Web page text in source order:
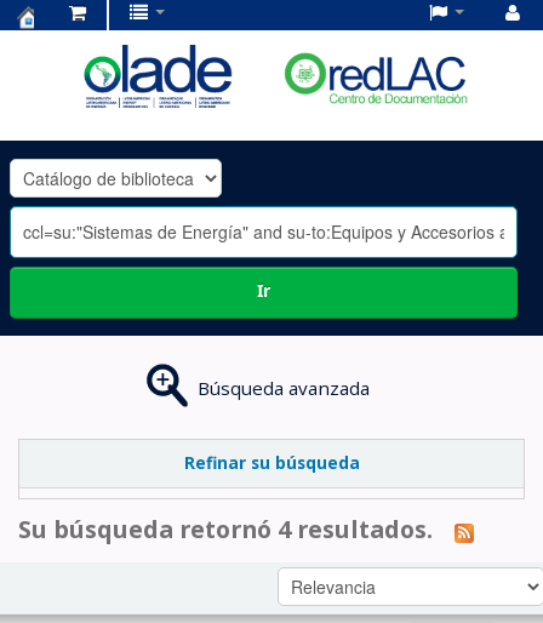
OLADE
-
Ir
Búsqueda avanzada
Refinar su búsqueda
Su búsqueda retornó 4 resultados.